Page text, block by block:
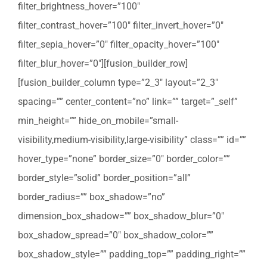
filter_brightness_hover=”100″
filter_contrast_hover=”100″ filter_invert_hover=”0″
filter_sepia_hover=”0″ filter_opacity_hover=”100″
filter_blur_hover=”0″][fusion_builder_row]
[fusion_builder_column type=”2_3″ layout=”2_3″
spacing=”” center_content=”no” link=”” target=”_self”
min_height=”” hide_on_mobile=”small-
visibility,medium-visibility,large-visibility” class=”” id=””
hover_type=”none” border_size=”0″ border_color=””
border_style=”solid” border_position=”all”
border_radius=”” box_shadow=”no”
dimension_box_shadow=”” box_shadow_blur=”0″
box_shadow_spread=”0″ box_shadow_color=””
box_shadow_style=”” padding_top=”” padding_right=””